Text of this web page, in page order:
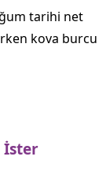
tarihi net
kova burcu
İster